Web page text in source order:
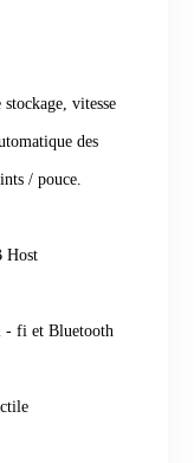
stockage, vitesse
des
/ pouce.
Host
- fi et Bluetooth